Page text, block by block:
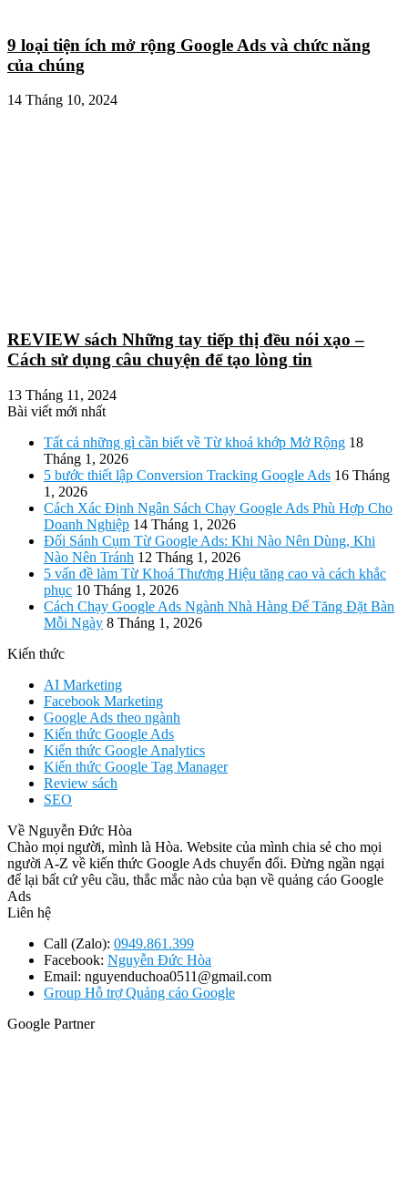
9 loại tiện ích mở rộng Google Ads và chức năng
của chúng
14 Tháng 10, 2024
REVIEW sách Những tay tiếp thị đều nói xạo –
Cách sử dụng câu chuyện để tạo lòng tin
13 Tháng 11, 2024
Bài viết mới nhất
Tất cả những gì cần biết về Từ khoá khớp Mở Rộng 18
Tháng 1, 2026
5 bước thiết lập Conversion Tracking Google Ads 16 Tháng
1, 2026
Cách Xác Định Ngân Sách Chạy Google Ads Phù Hợp Cho
Doanh Nghiệp 14 Tháng 1, 2026
Đối Sánh Cụm Từ Google Ads: Khi Nào Nên Dùng, Khi
Nào Nên Tránh 12 Tháng 1, 2026
5 vấn đề làm Từ Khoá Thương Hiệu tăng cao và cách khắc
phục 10 Tháng 1, 2026
Cách Chạy Google Ads Ngành Nhà Hàng Để Tăng Đặt Bàn
Mỗi Ngày 8 Tháng 1, 2026
Kiến thức
AI Marketing
Facebook Marketing
Google Ads theo ngành
Kiến thức Google Ads
Kiến thức Google Analytics
Kiến thức Google Tag Manager
Review sách
SEO
Về Nguyễn Đức Hòa
Chào mọi người, mình là Hòa. Website của mình chia sẻ cho mọi
người A-Z về kiến thức Google Ads chuyển đổi. Đừng ngần ngại
để lại bất cứ yêu cầu, thắc mắc nào của bạn về quảng cáo Google
Ads
Liên hệ
Call (Zalo): 0949.861.399
Facebook: Nguyễn Đức Hòa
Email: nguyenduchoa0511@gmail.com
Group Hỗ trợ Quảng cáo Google
Google Partner